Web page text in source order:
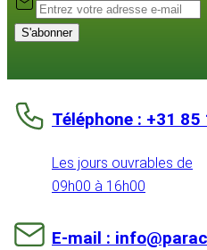
S'abonner
Téléphone : +31 85
Les jours ouvrables de
09h00 à 16h00
E-mail :